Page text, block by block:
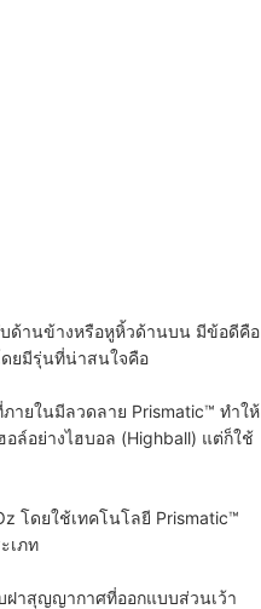
บด้านข้างหรือหูหิ้วด้านบน มีข้อดีคือ
ยมีรุ่นที่น่าสนใจคือ
ายในมีลวดลาย Prismatic™ ทำให้
ล์อย่างไฮบอล (Highball) แต่ก็ใช้
โดยใช้เทคโนโลยี Prismatic™
เภท
ฝาสุญญากาศที่ออกแบบส่วนเว้า